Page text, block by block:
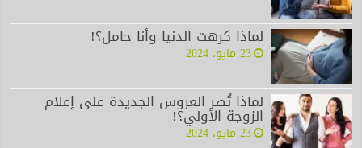
لماذا كرهت الدنيا وأنا حامل؟!
23 مايو، 2024
لماذا تُصر العروس الجديدة على إعلام
الزوجة الأولي؟!
23 مايو، 2024